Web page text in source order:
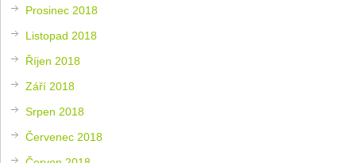
Prosinec 2018
Listopad 2018
Říjen 2018
Září 2018
Srpen 2018
Červenec 2018